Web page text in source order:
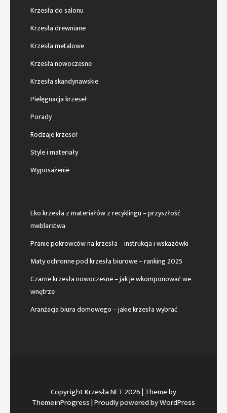
Krzesła do salonu
Krzesła drewniane
Krzesła metalowe
Krzesła nowoczesne
Krzesła skandynawskie
Pielęgnacja krzeseł
Porady
Rodzaje krzeseł
Style i materiały
Wyposażenie
Eko krzesła z materiałów z recyklingu – przyszłość
meblarstwa
Pranie pokrowców na krzesła – instrukcja i wskazówki
Maty ochronne pod krzesła biurowe – ranking 2025
Czarne krzesła nowoczesne – jak je wkomponować we
wnętrze
Aranżacja biura domowego – jakie krzesła wybrać
Copyright Krzesła NET 2026| Theme by
ThemeinProgress| Proudly powered by WordPress